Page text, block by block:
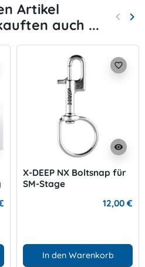
Artikel
auch ...
Zurück
keyboard_arrow_left keyboard_arrow_right
visibility
favorite_border
X-DEEP NX Boltsnap für
SM-Stage
12,00 €
In den Warenkorb